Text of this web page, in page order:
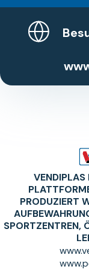
VENDIPLAS
RODUZIERT
PORTZENTREN,